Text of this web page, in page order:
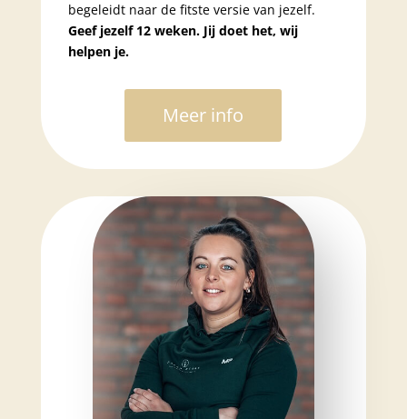
begeleidt naar de fitste versie van jezelf.
Geef jezelf 12 weken. Jij doet het, wij
helpen je.
Meer info